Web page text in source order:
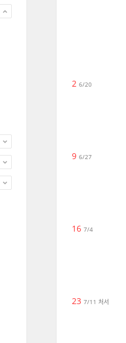
2 6/20
9 6/27
16 7/4
23 7/11 처서